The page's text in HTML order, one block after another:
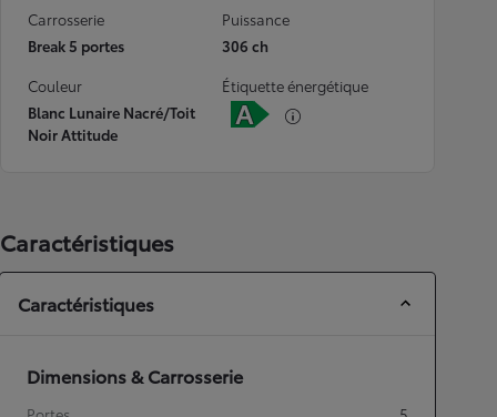
Carrosserie
Break 5 portes
Puissance
306 ch
Couleur
Blanc Lunaire Nacré/Toit
Noir Attitude
Étiquette énergétique
Caractéristiques
Caractéristiques
Dimensions & Carrosserie